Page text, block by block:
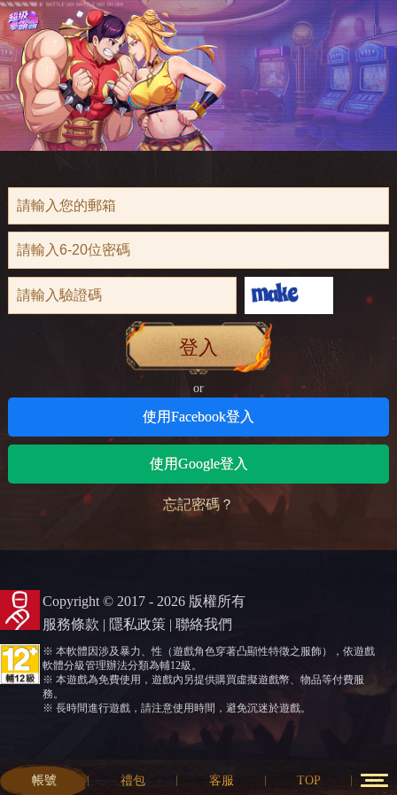
登入
or
使用Facebook登入
使用Google登入
忘記密碼？
Copyright © 2017 - 2026 版權所有
服務條款 | 隱私政策 | 聯絡我們
※ 本軟體因涉及暴力、性（遊戲角色穿著凸顯性特徵之服飾），依遊戲
軟體分級管理辦法分類為輔12級。
※ 本遊戲為免費使用，遊戲內另提供購買虛擬遊戲幣、物品等付費服
務。
※ 長時間進行遊戲，請注意使用時間，避免沉迷於遊戲。
帳號 禮包 客服 TOP 12